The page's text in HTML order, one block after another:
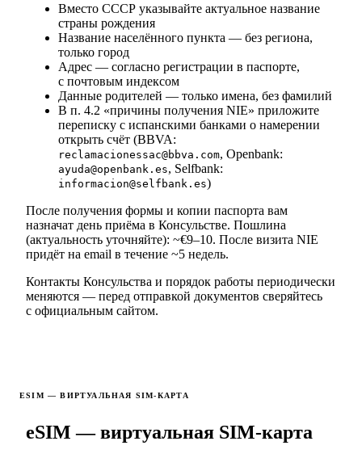
Вместо СССР указывайте актуальное название
страны рождения
Название населённого пункта — без региона,
только город
Адрес — согласно регистрации в паспорте,
с почтовым индексом
Данные родителей — только имена, без фамилий
В п. 4.2 «причины получения NIE» приложите
переписку с испанскими банками о намерении
открыть счёт (BBVA:
reclamacionessac@bbva.com, Openbank:
ayuda@openbank.es, Selfbank:
informacion@selfbank.es)
После получения формы и копии паспорта вам
назначат день приёма в Консульстве. Пошлина
(актуальность уточняйте): ~€9–10. После визита NIE
придёт на email в течение ~5 недель.
Контакты Консульства и порядок работы периодически
меняются — перед отправкой документов сверяйтесь
с официальным сайтом.
ESIM — ВИРТУАЛЬНАЯ SIM-КАРТА
eSIM — виртуальная SIM-карта